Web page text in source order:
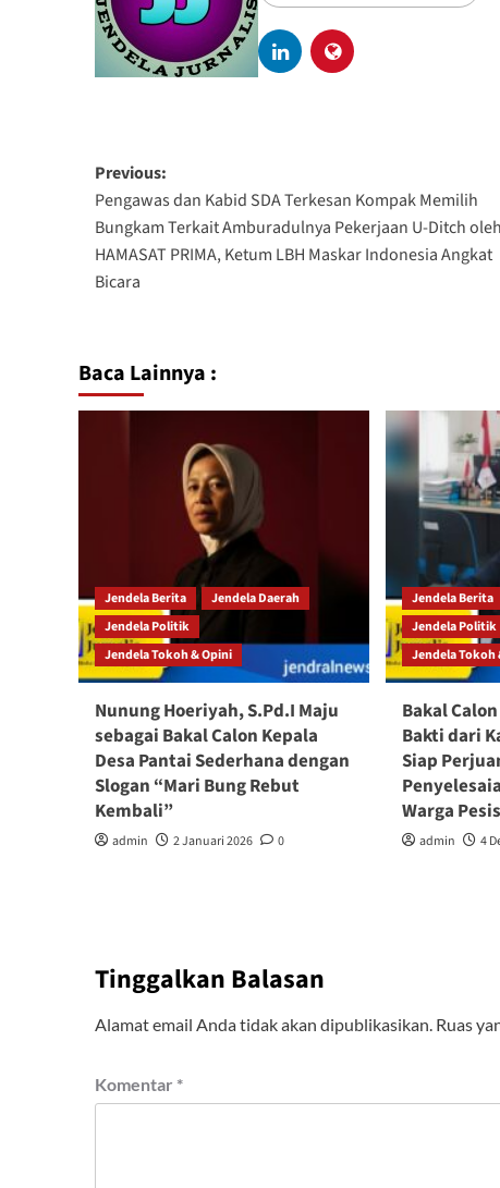
Previous:
Pengawas dan Kabid SDA Terkesan Kompak Memilih
Bungkam Terkait Amburadulnya Pekerjaan U-Ditch oleh
HAMASAT PRIMA, Ketum LBH Maskar Indonesia Angkat
Bicara
Baca Lainnya :
Jendela Berita
Jendela Daerah
Jendela Politik
Jendela Tokoh & Opini
Nunung Hoeriyah, S.Pd.I Maju
sebagai Bakal Calon Kepala
Desa Pantai Sederhana dengan
Slogan “Mari Bung Rebut
Kembali”
admin 2 Januari 2026 0
Jendela Berita
Jendela Politik
Jendela Tokoh
Bakal
Bakti dari
Siap
Warga
admin 4
Tinggalkan Balasan
Alamat email Anda tidak akan dipublikasikan. Ruas
Komentar *